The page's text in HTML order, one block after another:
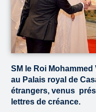
SM le Roi Mohammed
au Palais royal de
étrangers, venus
lettres de créance.